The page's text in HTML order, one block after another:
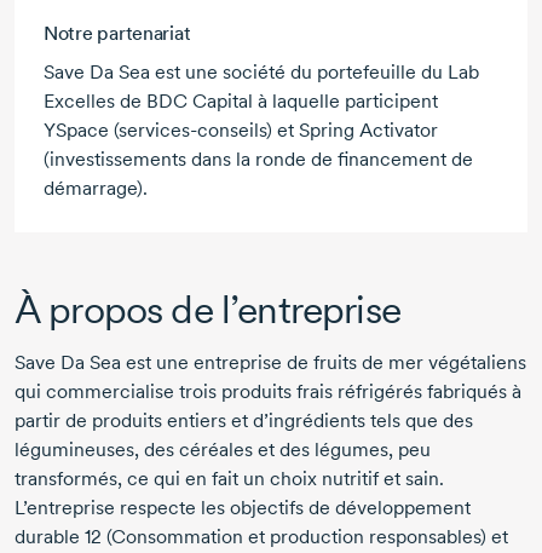
Notre partenariat
Save Da Sea est une société du portefeuille du Lab
Excelles de BDC Capital à laquelle participent
YSpace (services-conseils) et Spring Activator
(investissements dans la ronde de financement de
démarrage).
À propos de l’entreprise
Save Da Sea est une entreprise de fruits de mer végétaliens
qui commercialise trois produits frais réfrigérés fabriqués à
partir de produits entiers et d’ingrédients tels que des
légumineuses, des céréales et des légumes, peu
transformés, ce qui en fait un choix nutritif et sain.
L’entreprise respecte les objectifs de développement
durable 12 (Consommation et production responsables) et